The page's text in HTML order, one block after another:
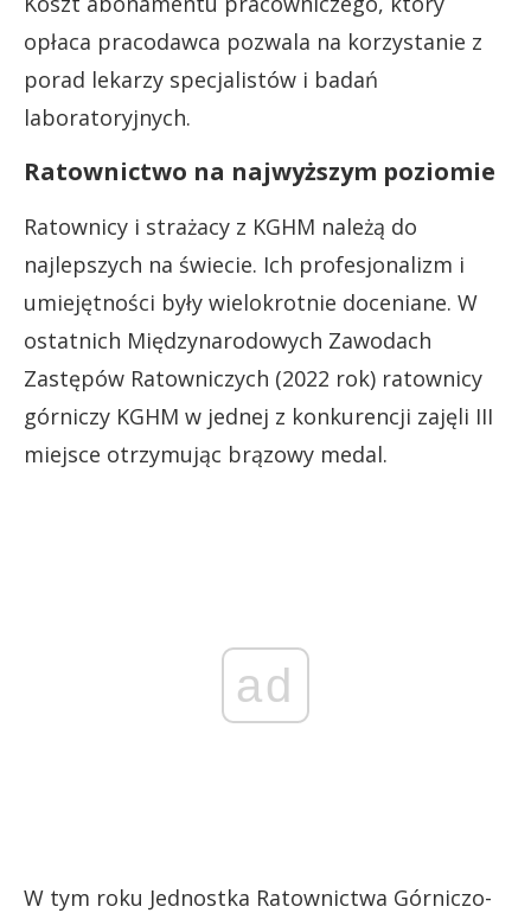
opłaca pracodawca pozwala na korzystanie z
porad lekarzy specjalistów i badań
laboratoryjnych.
Ratownictwo na najwyższym poziomie
Ratownicy i strażacy z KGHM należą do
najlepszych na świecie. Ich profesjonalizm i
umiejętności były wielokrotnie doceniane. W
ostatnich Międzynarodowych Zawodach
Zastępów Ratowniczych (2022 rok) ratownicy
górniczy KGHM w jednej z konkurencji zajęli III
miejsce otrzymując brązowy medal.
ad
W tym roku Jednostka Ratownictwa Górniczo-